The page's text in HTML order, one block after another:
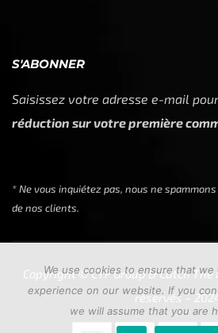
S'ABONNER
Saisissez votre adresse e-mail
réduction sur votre première
* Ne vous inquiétez pas, nous ne
de nos clients.
Copyright © CTF Group & Catch The
réservés –
We use cookies to ensure that
experience on our website. If you
we will assume that you are